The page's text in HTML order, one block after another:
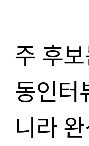
주 후
동인터
니라